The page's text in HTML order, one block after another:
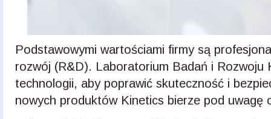
Podstawowymi wartościami firmy są
rozwój (R&D). Laboratorium Badań i Rozwoju
technologii, aby poprawić skuteczność i
nowych produktów Kinetics bierze pod uwagę